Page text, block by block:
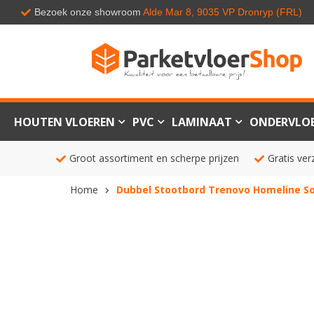
Bezoek onze showroom Alde Mar 8, 9035 VP Dronryp (FRL)
HOUTEN VLOEREN PVC LAMINAAT
Groot assortiment en scherpe prijzen Gratis
Home Dubbel Stootbord Trenovo Homeline